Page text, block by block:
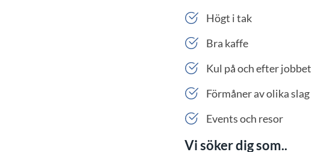
Högt i tak
Bra kaffe
Kul på och efter jobbet
Förmåner av olika slag
Events och resor
Vi söker dig som..